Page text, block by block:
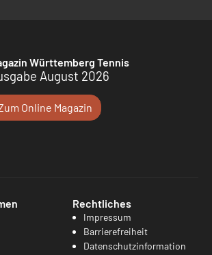
Württemberg Tennis
August 2026
Online Magazin
Rechtliches
Impressum
Barrierefreiheit
Datenschutzinformation